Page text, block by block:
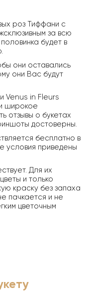
роз Тиффани с
за всю
будет в
они оставались
они Вас будут
Venus in Fleurs
широкое
отзывы о букетах
достоверны.
бесплатно в
условия приведены
Для их
и только
краску без запаха
пачкается и не
цветочным